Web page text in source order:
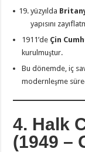
yüzyılda
yapısını
1911’de Çin
kurulmuştur.
Bu dönemde, iç
modernleşme
4. Halk
(1949 –